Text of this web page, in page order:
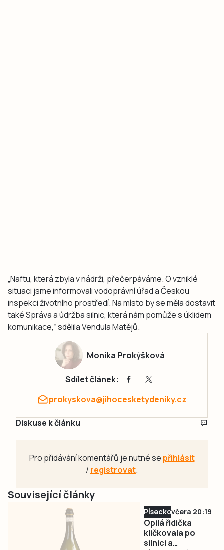
„Naftu, která zbyla v nádrži, přečerpáváme. O vzniklé
situaci jsme informovali vodoprávní úřad a Českou
inspekci životního prostředí. Na místo by se měla dostavit
také Správa a údržba silnic, která nám pomůže s úklidem
komunikace,“ sdělila Vendula Matějů.
Monika Prokýšková
Sdílet článek:
prokyskova@jihocesketydeniky.cz
Diskuse k článku
Pro přidávání komentářů je nutné se přihlásit
/registrovat.
Související články
Píseckovčera 20:19
Opilá řidička
kličkovala po
silnici a